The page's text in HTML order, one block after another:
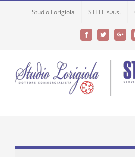
Studio Lorigiola STELE s.a.s.
FacebookTwitter